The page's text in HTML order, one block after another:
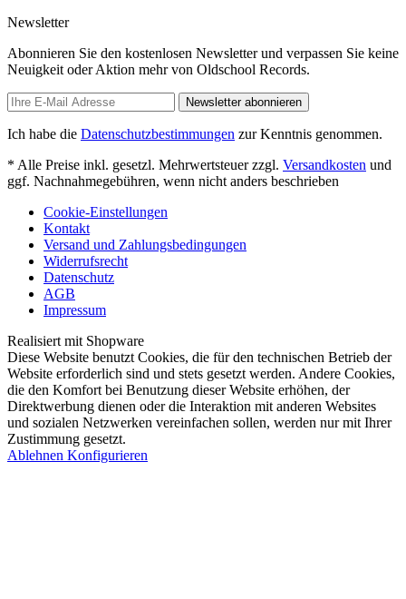
Newsletter
Abonnieren Sie den kostenlosen Newsletter und verpassen Sie keine
Neuigkeit oder Aktion mehr von Oldschool Records.
Newsletter abonnieren
Ich habe die Datenschutzbestimmungen zur Kenntnis genommen.
* Alle Preise inkl. gesetzl. Mehrwertsteuer zzgl. Versandkosten und
ggf. Nachnahmegebühren, wenn nicht anders beschrieben
Cookie-Einstellungen
Kontakt
Versand und Zahlungsbedingungen
Widerrufsrecht
Datenschutz
AGB
Impressum
Realisiert mit Shopware
Diese Website benutzt Cookies, die für den technischen Betrieb der
Website erforderlich sind und stets gesetzt werden. Andere Cookies,
die den Komfort bei Benutzung dieser Website erhöhen, der
Direktwerbung dienen oder die Interaktion mit anderen Websites
und sozialen Netzwerken vereinfachen sollen, werden nur mit Ihrer
Zustimmung gesetzt.
Ablehnen Konfigurieren